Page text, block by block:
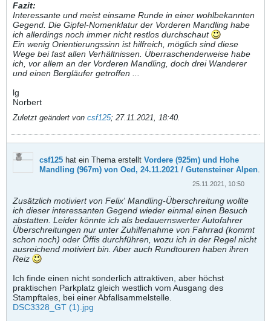
Fazit:
Interessante und meist einsame Runde in einer wohlbekannten
Gegend. Die Gipfel-Nomenklatur der Vorderen Mandling habe
ich allerdings noch immer nicht restlos durchschaut
Ein wenig Orientierungssinn ist hilfreich, möglich sind diese
Wege bei fast allen Verhältnissen. Überraschenderweise habe
ich, vor allem an der Vorderen Mandling, doch drei Wanderer
und einen Bergläufer getroffen ...
lg
Norbert
Zuletzt geändert von csf125; 27.11.2021, 18:40.
csf125 hat ein Thema erstellt Vordere (925m) und Hohe
Mandling (967m) von Oed, 24.11.2021 / Gutensteiner Alpen.
25.11.2021, 10:50
Zusätzlich motiviert von Felix' Mandling-Überschreitung wollte
ich dieser interessanten Gegend wieder einmal einen Besuch
abstatten. Leider könnte ich als bedauernswerter Autofahrer
Überschreitungen nur unter Zuhilfenahme von Fahrrad (kommt
schon noch) oder Öffis durchführen, wozu ich in der Regel nicht
ausreichend motiviert bin. Aber auch Rundtouren haben ihren
Reiz
Ich finde einen nicht sonderlich attraktiven, aber höchst
praktischen Parkplatz gleich westlich vom Ausgang des
Stampftales, bei einer Abfallsammelstelle.
DSC3328_GT (1).jpg